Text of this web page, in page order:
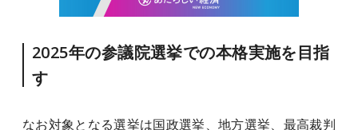
2025年の参議院選挙での本格実施を目指
す
なお対象となる選挙は国政選挙、地方選挙、最高裁判